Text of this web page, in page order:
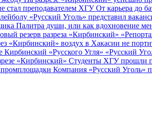
стал преподавателем ХГУОт карьера до
«Русский Уголь» представил
Палитра души, или как вдохновение
резерв разреза «Кирбинский»
«Кирбинский» воздух в Хакасии не
Кирбинский «Русского Угля» «Русский
«Кирбинский» Студенты ХГУ прошли
промплощадки Компания «Русский Уголь»